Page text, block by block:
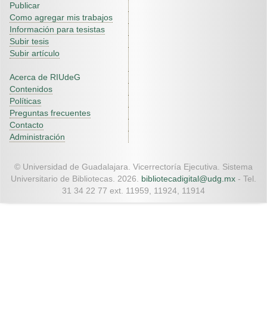
Publicar
Como agregar mis trabajos
Información para tesistas
Subir tesis
Subir artículo
Acerca de RIUdeG
Contenidos
Políticas
Preguntas frecuentes
Contacto
Administración
© Universidad de Guadalajara. Vicerrectoría Ejecutiva. Sistema
Universitario de Bibliotecas. 2026. bibliotecadigital@udg.mx - Tel.
31 34 22 77 ext. 11959, 11924, 11914